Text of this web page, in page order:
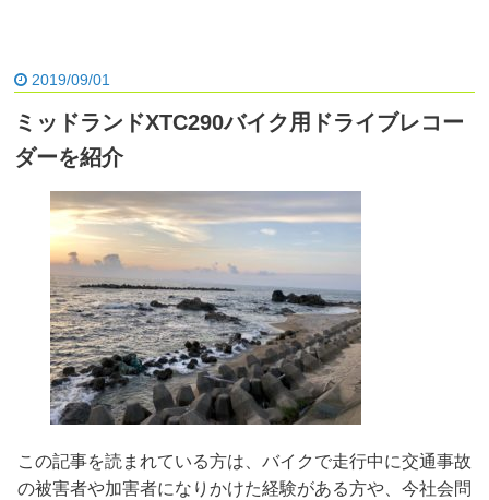
2019/09/01
ミッドランドXTC290バイク用ドライブレコー
ダーを紹介
この記事を読まれている方は、バイクで走行中に交通事故
の被害者や加害者になりかけた経験がある方や、今社会問